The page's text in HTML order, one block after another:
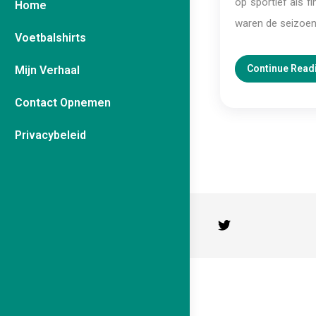
Home
Voetbalshirts
Mijn Verhaal
Contact Opnemen
Privacybeleid
waren de
Continue